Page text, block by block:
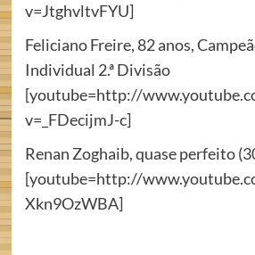
v=JtghvltvFYU]
Feliciano Freire, 82 anos,
Individual 2.ª Divisão
[youtube=http://
v=_FDecijmJ-c]
Renan Zoghaib, quase perfeito
[youtube=http://
Xkn9OzWBA]